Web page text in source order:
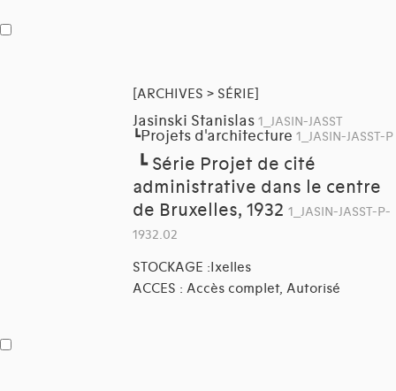
[ARCHIVES > SÉRIE]
Jasinski Stanislas 1_JASIN-JASST
┗Projets d'architecture 1_JASIN-JASST-P
┗ Série Projet de cité
administrative dans le centre
de Bruxelles, 1932 1_JASIN-JASST-P-
1932.02
STOCKAGE :Ixelles
ACCES : Accès complet, Autorisé